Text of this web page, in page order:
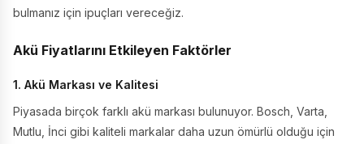
bulmanız için ipuçları vereceğiz.
Akü Fiyatlarını Etkileyen Faktörler
1. Akü Markası ve Kalitesi
Piyasada birçok farklı akü markası bulunuyor. Bosch, Varta,
Mutlu, İnci gibi kaliteli markalar daha uzun ömürlü olduğu için